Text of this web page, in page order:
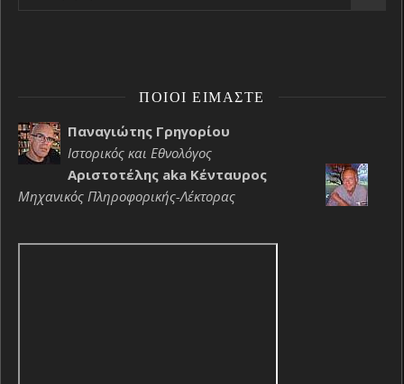
ΠΟΙΟΙ ΕΊΜΑΣΤΕ
Παναγιώτης Γρηγορίου
Ιστορικός και Εθνολόγος
Αριστοτέλης aka Κένταυρος
Μηχανικός Πληροφορικής-Λέκτορας